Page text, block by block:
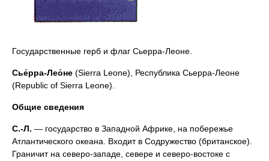
Государственные герб и флаг Сьерра-Леоне.
Сье́рра-Лео́не (Sierra Leone), Республика Сьерра-Леоне
(Republic of Sierra Leone).
Общие сведения
С.-Л. — государство в Западной Африке, на побережье
Атлантического океана. Входит в Содружество (британское).
Граничит на северо-западе, севере и северо-востоке с